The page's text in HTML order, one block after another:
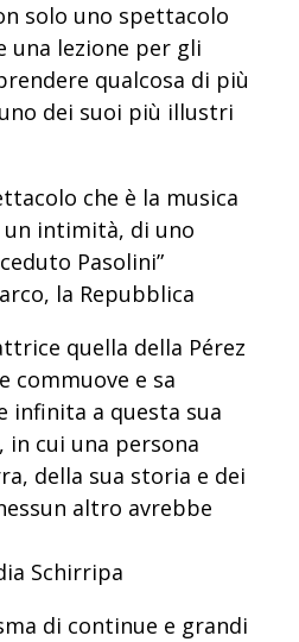
solo uno spettacolo
una lezione per gli
qualcosa di più
dei suoi più illustri
che è la musica
un intimità, di uno
Pasolini”
la Repubblica
quella della Pérez
commuove e sa
infinita a questa sua
in cui una persona
della sua storia e dei
altro avrebbe
Schirripa
di continue e grandi